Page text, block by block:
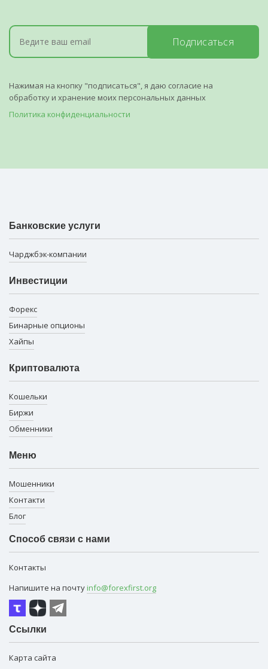
Подписаться
Нажимая на кнопку "подписаться", я даю согласие на
обработку и хранение моих персональных данных
Политика конфиденциальности
Банковские услуги
Чарджбэк-компании
Инвестиции
Форекс
Бинарные опционы
Хайпы
Криптовалюта
Кошельки
Биржи
Обменники
Меню
Мошенники
Контакти
Блог
Способ связи с нами
Контакты
Напишите на почту info@forexfirst.org
Ссылки
Карта сайта